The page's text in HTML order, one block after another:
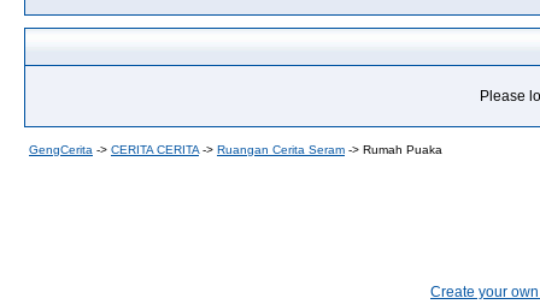
Please
GengCerita -> CERITA CERITA -> Ruangan Cerita Seram -> Rumah Puaka
Create your